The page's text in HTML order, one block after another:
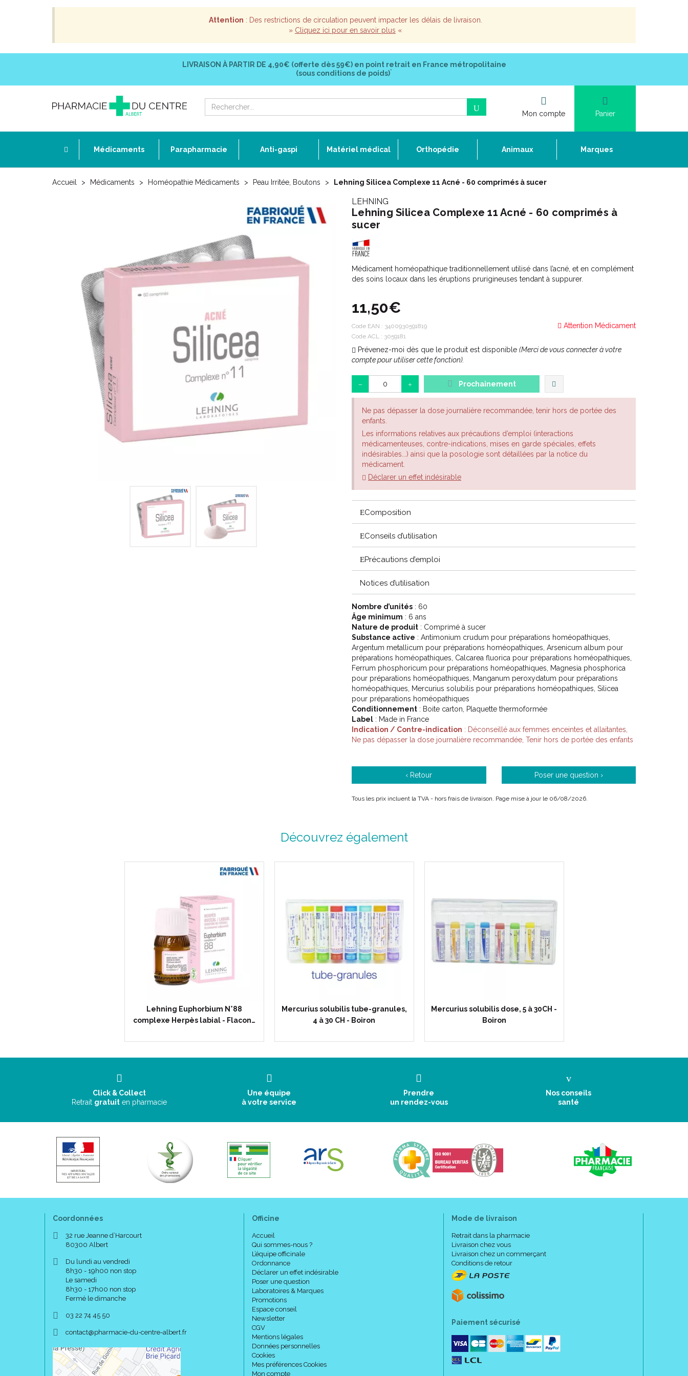
Attention : Des restrictions de circulation peuvent impacter les délais de livraison.
» Cliquez ici pour en savoir plus «
LIVRAISON À PARTIR DE 4,90€ (offerte dès 59€) en point retrait en France métropolitaine
(sous conditions de poids)*
Mon compte Panier
Médicaments Parapharmacie Anti-gaspi Matériel médical Orthopédie Animaux Marques
Accueil Médicaments Homéopathie Médicaments Peau Irritée, Boutons Lehning Silicea Complexe 11 Acné - 60 comprimés à sucer
LEHNING
Lehning Silicea Complexe 11 Acné - 60 comprimés à
sucer
Médicament homéopathique traditionnellement utilisé dans l’acné, et en complément
des soins locaux dans les éruptions prurigineuses tendant à suppurer.
11,50€
Attention Médicament
Code EAN : 3400930591819
Code ACL : 3059181
Prévenez-moi dès que le produit est disponible (Merci de vous connecter à votre
compte pour utiliser cette fonction).
Prochainement
Ne pas dépasser la dose journalière recommandée, tenir hors de portée des
enfants.
Les informations relatives aux précautions d’emploi (interactions
médicamenteuses, contre-indications, mises en garde spéciales, effets
indésirables...) ainsi que la posologie sont détaillées par la notice du
médicament.
Déclarer un effet indésirable
Composition
Conseils d’utilisation
Précautions d’emploi
Notices d’utilisation
Nombre d’unités : 60
Âge minimum : 6 ans
Nature de produit : Comprimé à sucer
Substance active : Antimonium crudum pour préparations homéopathiques,
Argentum metallicum pour préparations homéopathiques, Arsenicum album pour
préparations homéopathiques, Calcarea fluorica pour préparations homéopathiques,
Ferrum phosphoricum pour préparations homéopathiques, Magnesia phosphorica
pour préparations homéopathiques, Manganum peroxydatum pour préparations
homéopathiques, Mercurius solubilis pour préparations homéopathiques, Silicea
pour préparations homéopathiques
Conditionnement : Boite carton, Plaquette thermoformée
Label : Made in France
Indication / Contre-indication : Déconseillé aux femmes enceintes et allaitantes,
Ne pas dépasser la dose journalière recommandée, Tenir hors de portée des enfants
‹ Retour Poser une question ›
Tous les prix incluent la TVA - hors frais de livraison. Page mise à jour le 06/08/2026.
Découvrez également
Lehning Euphorbium N°88
complexe Herpès labial - Flacon…
Mercurius solubilis tube-granules,
4 à 30 CH - Boiron
Mercurius solubilis dose, 5 à 30CH -
Boiron
Click & Collect
Retrait gratuit en pharmacie
Une équipe
à votre service
Prendre
un rendez-vous
Nos conseils
santé
Coordonnées
32 rue Jeanne d’Harcourt
80300 Albert
Du lundi au vendredi
8h30 - 19h00 non stop
Le samedi
8h30 - 17h00 non stop
Fermé le dimanche
03 22 74 45 50
contact-
@-
pharmacie-du-centre-albert.fr
Officine
Accueil
Qui sommes-nous ?
L’équipe officinale
Ordonnance
Déclarer un effet indésirable
Poser une question
Laboratoires & Marques
Promotions
Espace conseil
Newsletter
CGV
Mentions légales
Données personnelles
Cookies
Mes préférences Cookies
Mon compte
Mode de livraison
Retrait dans la pharmacie
Livraison chez vous
Livraison chez un commerçant
Conditions de retour
Paiement sécurisé